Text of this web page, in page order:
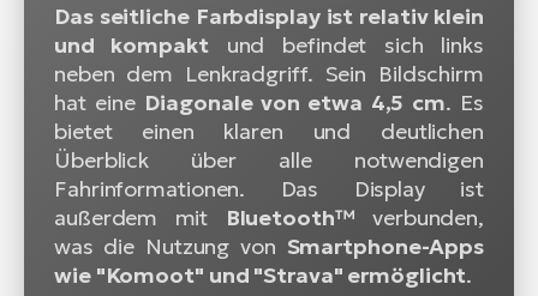
Das seitliche Farbdisplay ist relativ klein
und kompaktund befindet sich links
neben dem Lenkradgriff. Sein Bildschirm
hat eine Diagonale von etwa 4,5 cm. Es
bietet einen klaren und deutlichen
Überblick über alle notwendigen
Fahrinformationen. Das Display ist
außerdem mit
Bluetooth™ verbunden,
was die Nutzung von Smartphone-Apps
wie "Komoot" und "Strava" ermöglicht.